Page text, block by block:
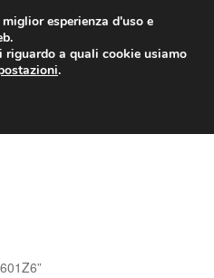
da 7 EUR
/800 580 290
esperienza d'uso e
a quali cookie usiamo
.